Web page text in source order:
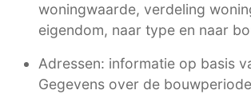
woningwaarde, verdeling
eigendom, naar type en naar
Adressen: informatie op basis
Gegevens over de